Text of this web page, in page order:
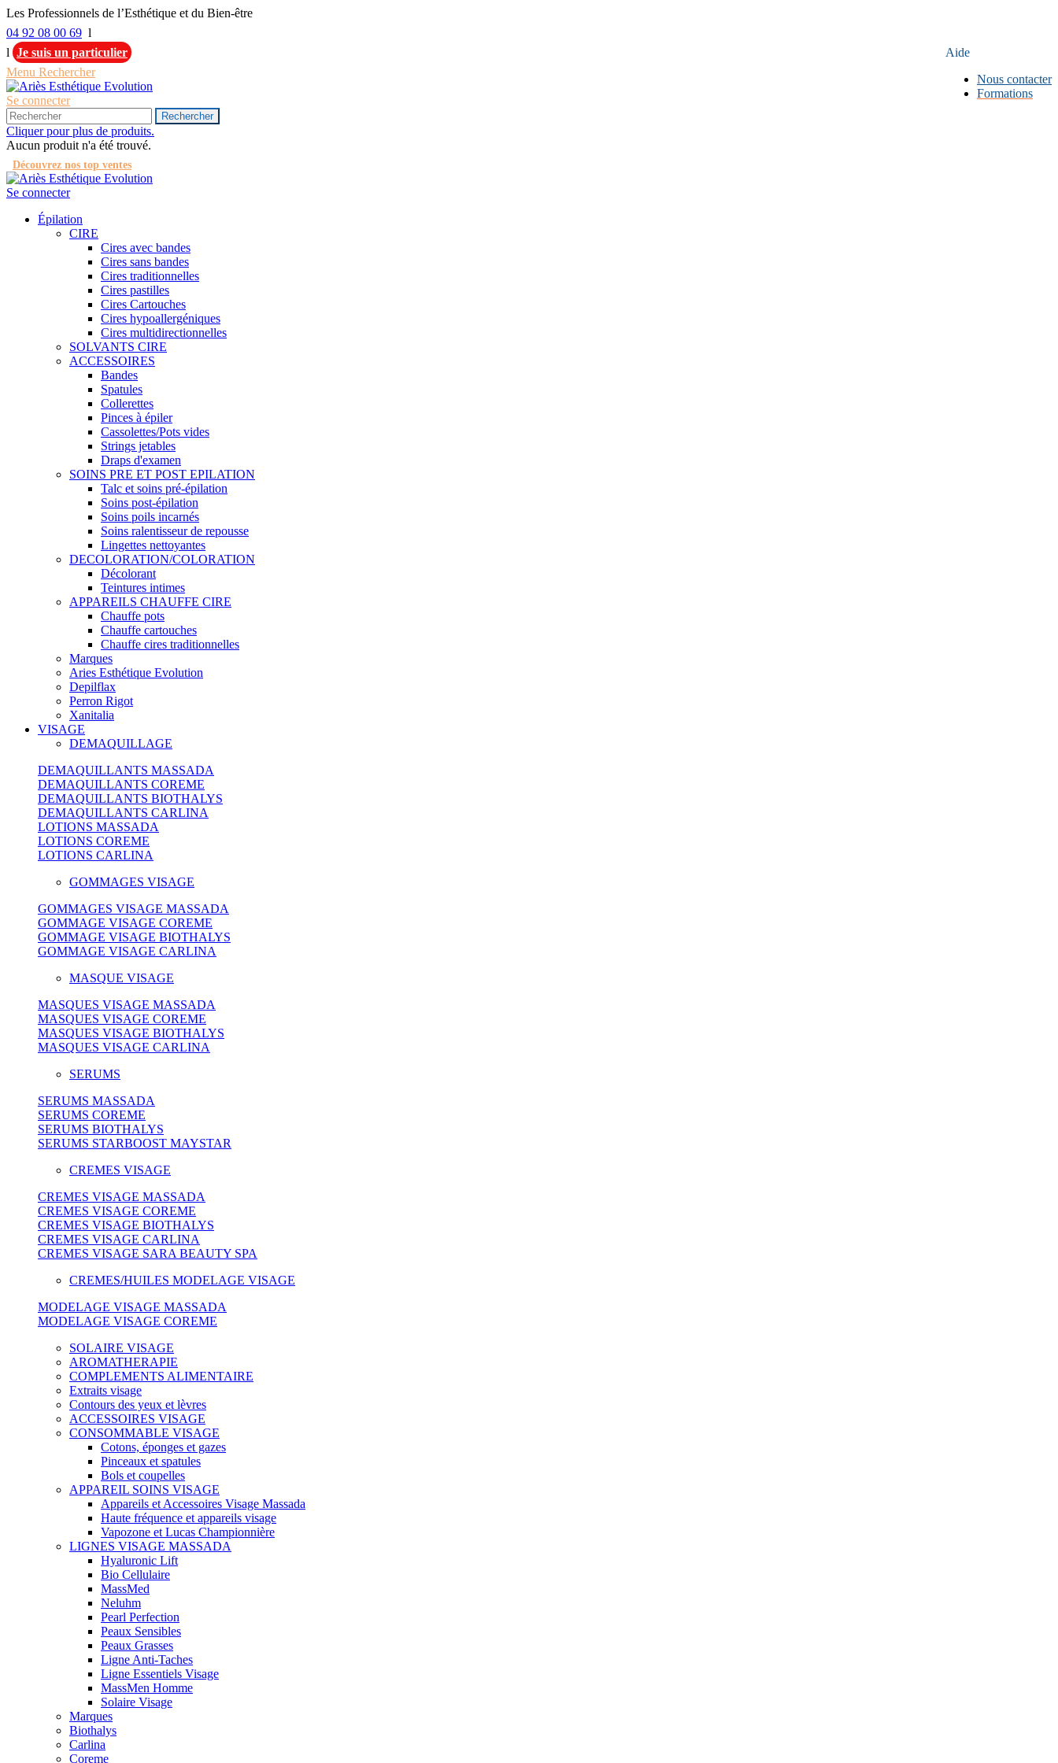
Les Professionnels de l’Esthétique et du Bien-être
04 92 08 00 69 l
Aide
Nous contacter
Formations
l Je suis un particulier
Menu Rechercher
Se connecter
Rechercher
Cliquer pour plus de produits.
Aucun produit n'a été trouvé.
Découvrez nos top ventes
Se connecter
Épilation
CIRE
Cires avec bandes
Cires sans bandes
Cires traditionnelles
Cires pastilles
Cires Cartouches
Cires hypoallergéniques
Cires multidirectionnelles
SOLVANTS CIRE
ACCESSOIRES
Bandes
Spatules
Collerettes
Pinces à épiler
Cassolettes/Pots vides
Strings jetables
Draps d'examen
SOINS PRE ET POST EPILATION
Talc et soins pré-épilation
Soins post-épilation
Soins poils incarnés
Soins ralentisseur de repousse
Lingettes nettoyantes
DECOLORATION/COLORATION
Décolorant
Teintures intimes
APPAREILS CHAUFFE CIRE
Chauffe pots
Chauffe cartouches
Chauffe cires traditionnelles
Marques
Aries Esthétique Evolution
Depilflax
Perron Rigot
Xanitalia
VISAGE
DEMAQUILLAGE
DEMAQUILLANTS MASSADA
DEMAQUILLANTS COREME
DEMAQUILLANTS BIOTHALYS
DEMAQUILLANTS CARLINA
LOTIONS MASSADA
LOTIONS COREME
LOTIONS CARLINA
GOMMAGES VISAGE
GOMMAGES VISAGE MASSADA
GOMMAGE VISAGE COREME
GOMMAGE VISAGE BIOTHALYS
GOMMAGE VISAGE CARLINA
MASQUE VISAGE
MASQUES VISAGE MASSADA
MASQUES VISAGE COREME
MASQUES VISAGE BIOTHALYS
MASQUES VISAGE CARLINA
SERUMS
SERUMS MASSADA
SERUMS COREME
SERUMS BIOTHALYS
SERUMS STARBOOST MAYSTAR
CREMES VISAGE
CREMES VISAGE MASSADA
CREMES VISAGE COREME
CREMES VISAGE BIOTHALYS
CREMES VISAGE CARLINA
CREMES VISAGE SARA BEAUTY SPA
CREMES/HUILES MODELAGE VISAGE
MODELAGE VISAGE MASSADA
MODELAGE VISAGE COREME
SOLAIRE VISAGE
AROMATHERAPIE
COMPLEMENTS ALIMENTAIRE
Extraits visage
Contours des yeux et lèvres
ACCESSOIRES VISAGE
CONSOMMABLE VISAGE
Cotons, éponges et gazes
Pinceaux et spatules
Bols et coupelles
APPAREIL SOINS VISAGE
Appareils et Accessoires Visage Massada
Haute fréquence et appareils visage
Vapozone et Lucas Championnière
LIGNES VISAGE MASSADA
Hyaluronic Lift
Bio Cellulaire
MassMed
Neluhm
Pearl Perfection
Peaux Sensibles
Peaux Grasses
Ligne Anti-Taches
Ligne Essentiels Visage
MassMen Homme
Solaire Visage
Marques
Biothalys
Carlina
Coreme